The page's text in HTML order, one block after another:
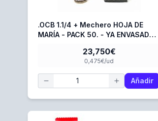
.OCB 1.1/4 + Mechero HOJA DE
MARÍA - PACK 50. - YA ENVASADO
23,750€
0,475€/ud
Añadir